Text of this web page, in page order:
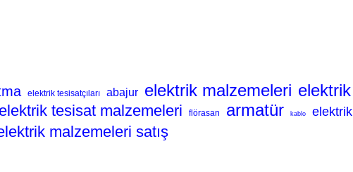
elektrik tesisatçıları abajur elektrik malzemeleri elektrik
elektrik tesisat malzemeleri flörasan armatür kablo
elektrik
malzemeleri satış